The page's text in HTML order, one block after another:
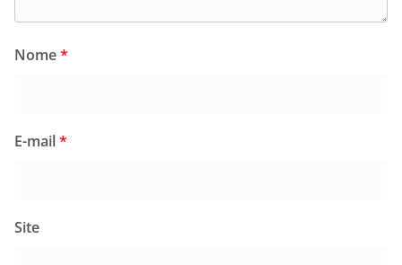
Nome*
E-mail*
Site